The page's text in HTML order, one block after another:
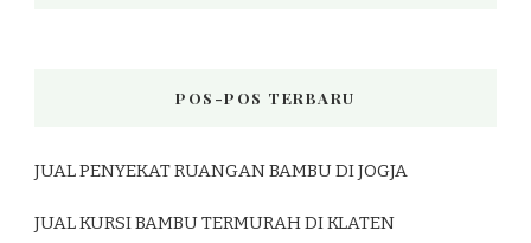
POS-POS TERBARU
JUAL PENYEKAT RUANGAN BAMBU DI JOGJA
JUAL KURSI BAMBU TERMURAH DI KLATEN